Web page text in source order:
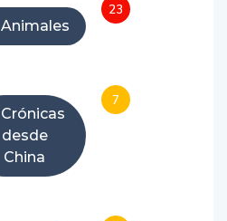
Animales
23
Crónicas
desde
China
7